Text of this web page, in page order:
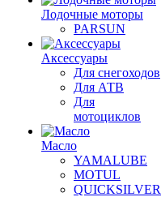
Лодочные моторы
PARSUN
Аксессуары
Для снегоходов
Для АТВ
Для
мотоциклов
Масло
YAMALUBE
MOTUL
QUICKSILVER